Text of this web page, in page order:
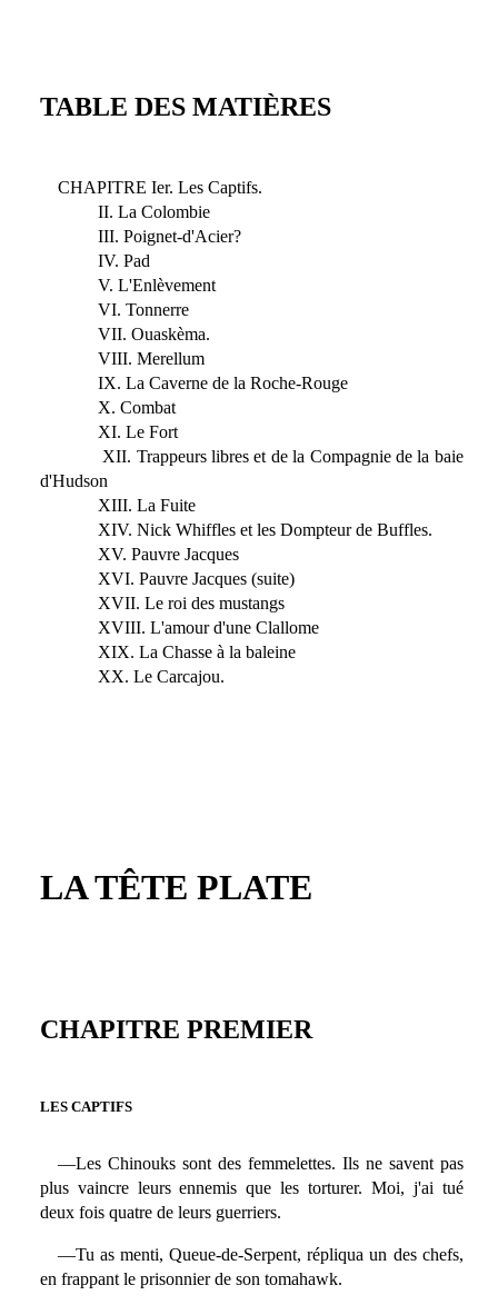
TABLE DES MATIÈRES
CHAPITRE Ier. Les Captifs.
II. La Colombie
III. Poignet-d'Acier?
IV. Pad
V. L'Enlèvement
VI. Tonnerre
VII. Ouaskèma.
VIII. Merellum
IX. La Caverne de la Roche-Rouge
X. Combat
XI. Le Fort
XII. Trappeurs libres et de la Compagnie de la baie
d'Hudson
XIII. La Fuite
XIV. Nick Whiffles et les Dompteur de Buffles.
XV. Pauvre Jacques
XVI. Pauvre Jacques (suite)
XVII. Le roi des mustangs
XVIII. L'amour d'une Clallome
XIX. La Chasse à la baleine
XX. Le Carcajou.
LA TÊTE PLATE
CHAPITRE PREMIER
LES CAPTIFS
—Les Chinouks sont des femmelettes. Ils ne savent pas
plus vaincre leurs ennemis que les torturer. Moi, j'ai tué
deux fois quatre de leurs guerriers.
—Tu as menti, Queue-de-Serpent, répliqua un des chefs,
en frappant le prisonnier de son tomahawk.